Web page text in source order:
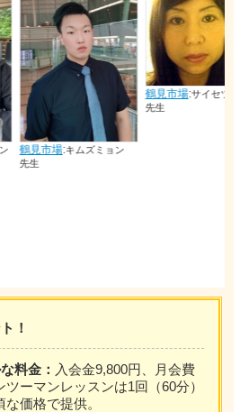
市場:キムズミョン
鶴見市場:サイセツレン
先生
！
料金： 入会金9,800円、月会費
ツーマンレッスンは1回（60分）
価格で提供。